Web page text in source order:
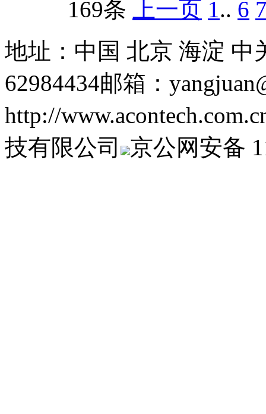
169条
上一页 1 .. 6
地址：中国 北京 海淀 中
62984434邮箱：
http://
技有限公司
京公网安备